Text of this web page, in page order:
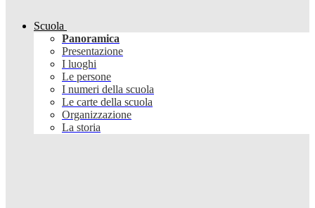
Scuola
Panoramica
Presentazione
I luoghi
Le persone
I numeri della scuola
Le carte della scuola
Organizzazione
La storia